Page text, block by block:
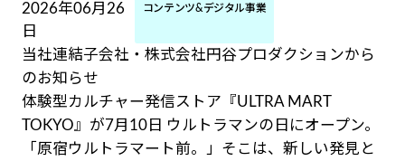
2026年06月26
日
コンテンツ&デジタル事業
当社連結子会社・株式会社円谷プロダクションから
のお知らせ
体験型カルチャー発信ストア『ULTRA MART
TOKYO』が7月10日 ウルトラマンの日にオープン。
「原宿ウルトラマート前。」そこは、新しい発見と